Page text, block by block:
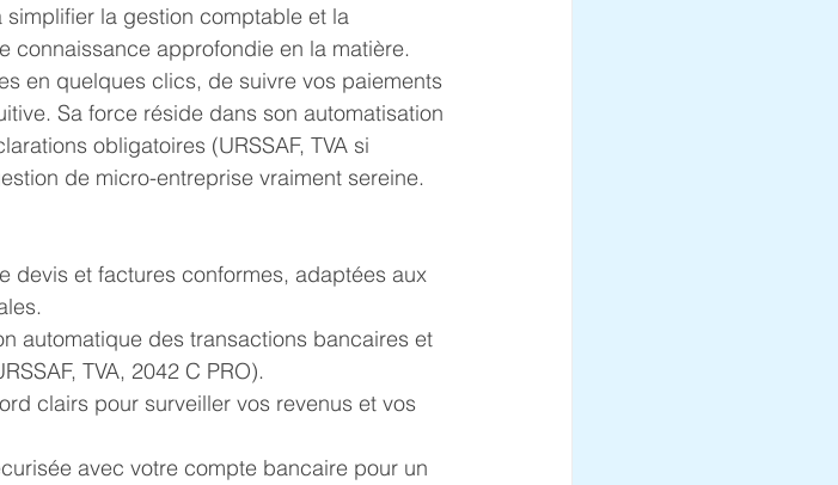
la gestion comptable et la
connaissance approfondie en la matière.
en quelques clics, de suivre vos paiements
Sa force réside dans son automatisation
obligatoires (URSSAF, TVA si
de micro-entreprise vraiment sereine.
devis et factures conformes, adaptées aux
automatique des transactions bancaires et
TVA, 2042 C PRO).
clairs pour surveiller vos revenus et vos
avec votre compte bancaire pour un